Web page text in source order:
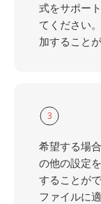
式をサポー
てください
加すること
3
希望する場
の他の設定
することが
ファイルに